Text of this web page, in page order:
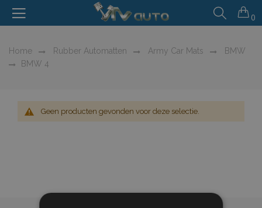
0
Home Rubber Automatten Army Car Mats
BMW
BMW 4
Geen producten gevonden voor deze selectie.